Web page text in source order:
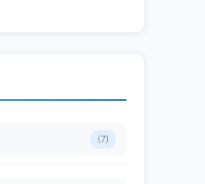
(7)